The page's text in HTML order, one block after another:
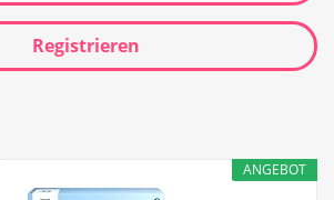
Registrieren
ANGEBOT